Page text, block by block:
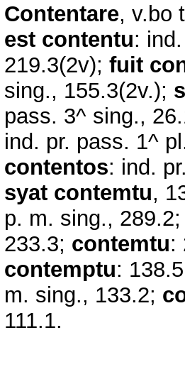
Contentare, v.bo
est contentu:
219.3(2v); fuit
sing., 155.3(2v.);
pass. 3^ sing.,
ind. pr. pass. 1^
contentos: ind.
syat contemtu,
p. m. sing.,
233.3; contemtu:
contemptu:
m. sing., 133.2;
111.1.